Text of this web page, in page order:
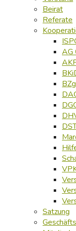
Beirat
Referate
AG
Satzung